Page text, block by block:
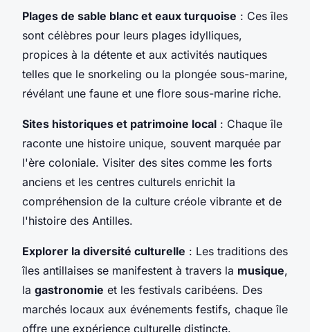
Plages de sable blanc et eaux turquoise : Ces îles
sont célèbres pour leurs plages idylliques,
propices à la détente et aux activités nautiques
telles que le snorkeling ou la plongée sous-marine,
révélant une faune et une flore sous-marine riche.
Sites historiques et patrimoine local : Chaque île
raconte une histoire unique, souvent marquée par
l'ère coloniale. Visiter des sites comme les forts
anciens et les centres culturels enrichit la
compréhension de la culture créole vibrante et de
l'histoire des Antilles.
Explorer la diversité culturelle : Les traditions des
îles antillaises se manifestent à travers la musique,
la gastronomie et les festivals caribéens. Des
marchés locaux aux événements festifs, chaque île
offre une expérience culturelle distincte.